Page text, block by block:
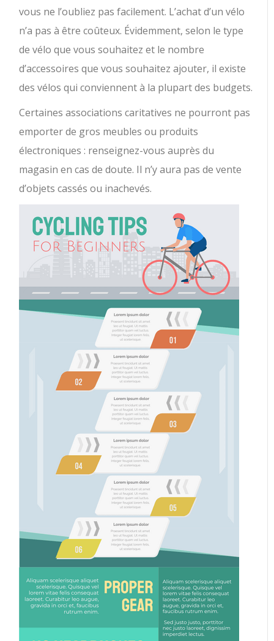
vous ne l’oubliez pas facilement. L’achat d’un vélo
n’a pas à être coûteux. Évidemment, selon le type
de vélo que vous souhaitez et le nombre
d’accessoires que vous souhaitez ajouter, il existe
des vélos qui conviennent à la plupart des budgets.
Certaines associations caritatives ne pourront pas
emporter de gros meubles ou produits
électroniques : renseignez-vous auprès du
magasin en cas de doute. Il n’y aura pas de vente
d’objets cassés ou inachevés.